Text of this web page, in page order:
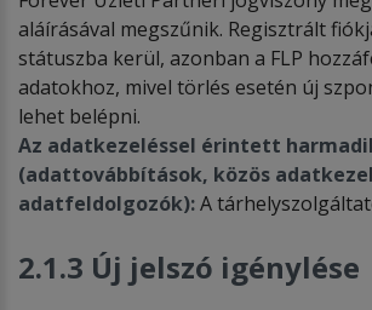
aláírásával megszűnik. Regisztrált
státuszba kerül, azonban a FLP
adatokhoz, mivel törlés esetén új
lehet belépni.
Az adatkezeléssel érintett
(adattovábbítások, közös
adatfeldolgozók):A
2.1.3 Új jelszó igénylése